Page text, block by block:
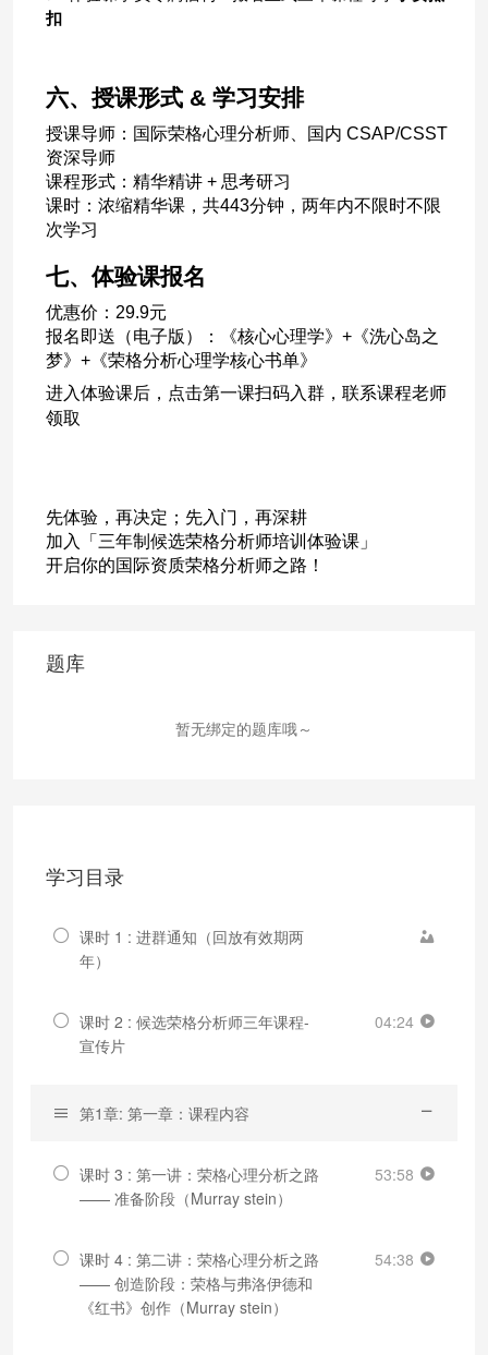
扣
六、授课形式 & 学习安排
授课导师：国际荣格心理分析师、国内 CSAP/CSST
资深导师
课程形式：精华精讲 + 思考研习
课时：浓缩精华课， 共443分钟，两年内不限时不限
次学习
七、体验课报名
优惠价：29.9元
报名即送 （电子版 ） ：《核心心理学》 + 《洗心岛之
梦》 + 《荣格分析心理学核心书单》
进入体验课后，点击第一课扫码入群，联系课程老师
领取
先体验，再决定；先入门，再深耕
加入「三年制候选荣格分析师培训体验课」
开启你的国际资质荣格分析师之路！
题库
暂无绑定的题库哦～
学习目录
课时 1 : 进群通知（回放有效期两
年）
课时 2 : 候选荣格分析师三年课程-
宣传片
04:24
第1章: 第一章：课程内容
课时 3 : 第一讲：荣格心理分析之路
—— 准备阶段（Murray stein）
53:58
课时 4 : 第二讲：荣格心理分析之路
—— 创造阶段：荣格与弗洛伊德和
《红书》创作（Murray stein）
54:38